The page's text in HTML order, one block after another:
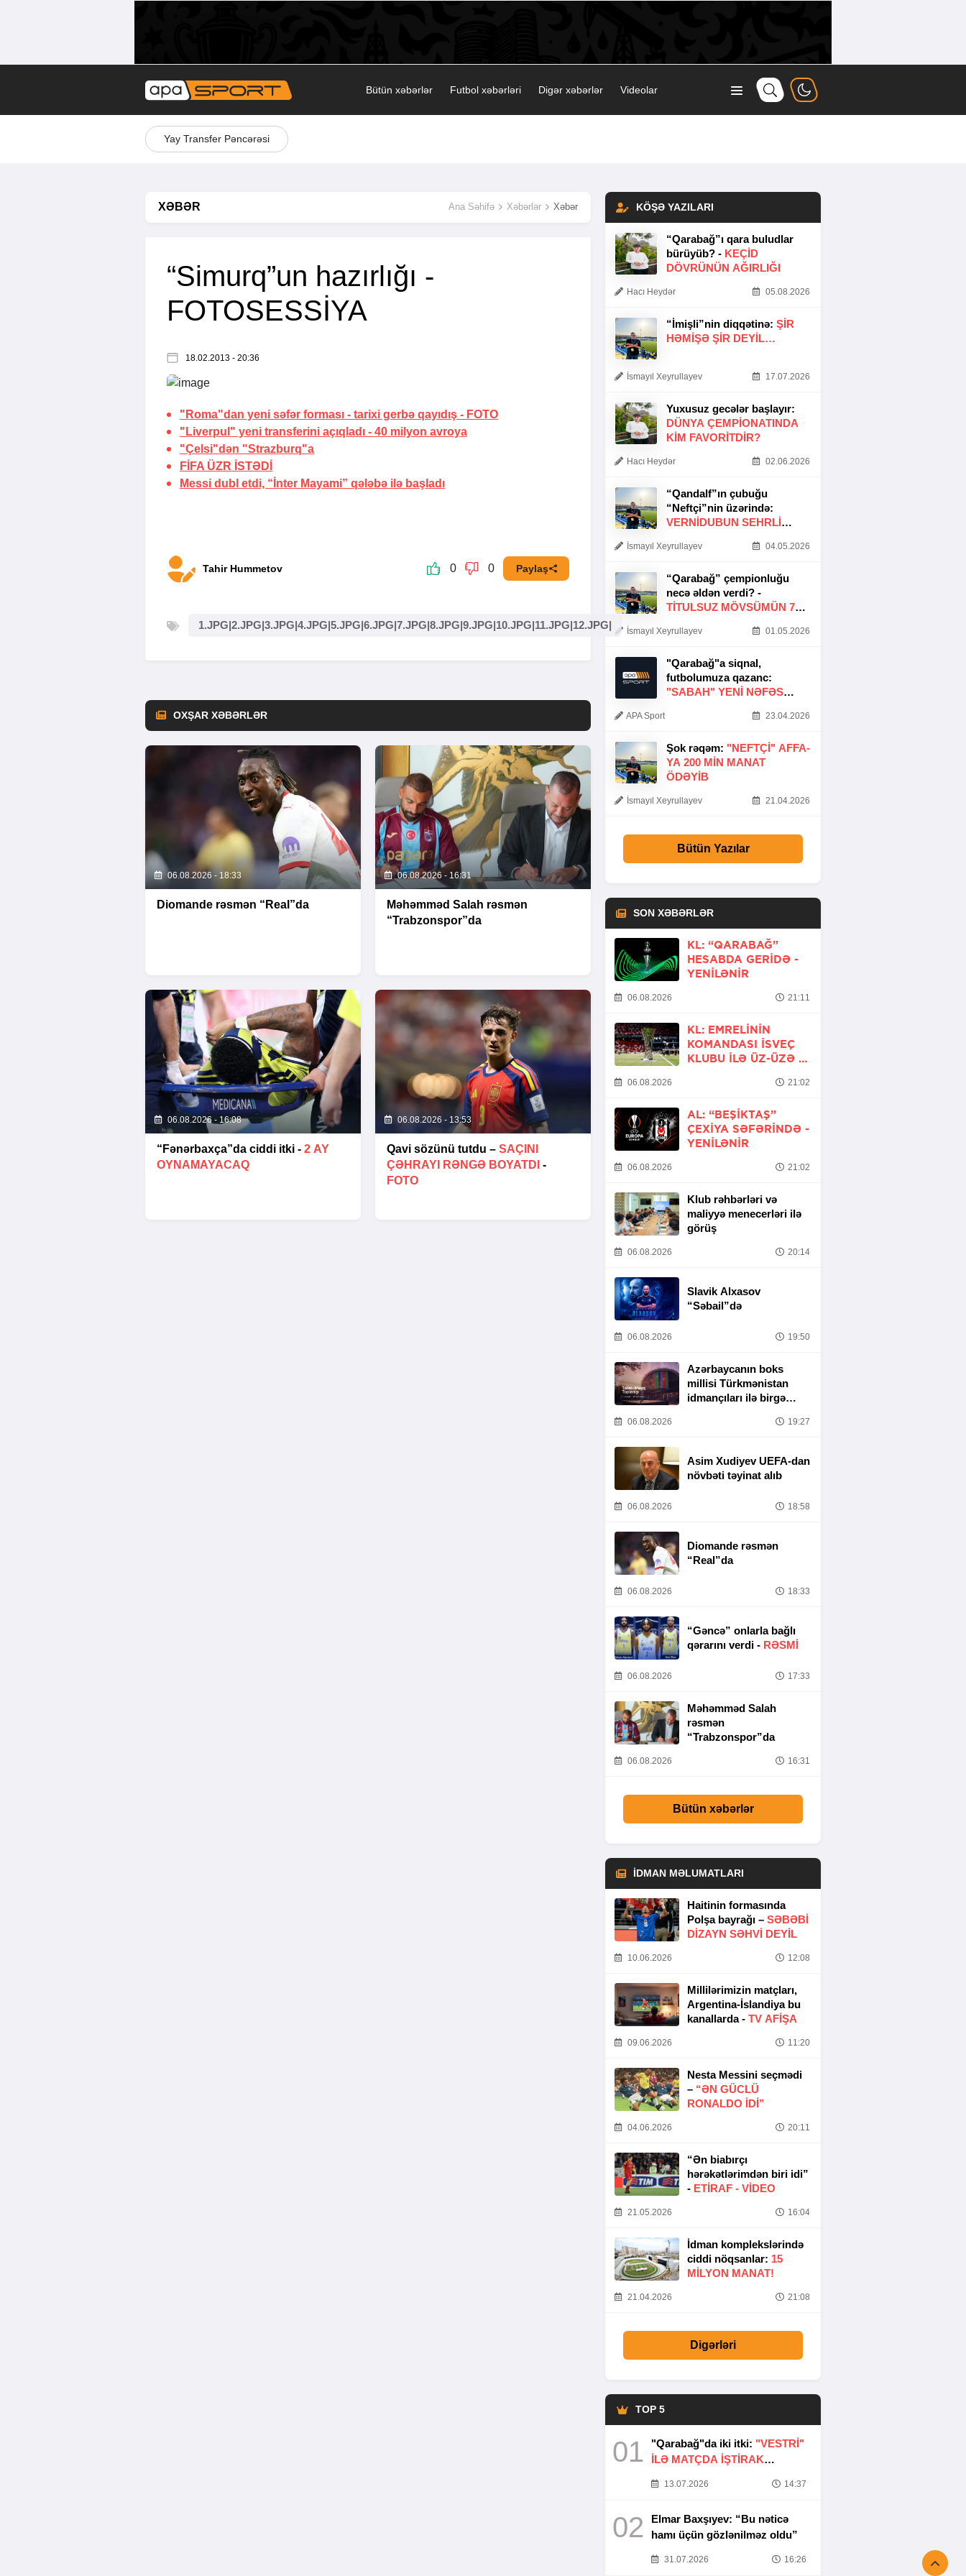
Bütün xəbərlər Futbol xəbərləri Digər xəbərlər Videolar
Yay Transfer Pəncərəsi
XƏBƏR Ana Səhifə Xəbərlər Xəbər
“Simurq”un hazırlığı -
FOTOSESSİYA
18.02.2013 - 20:36
"Roma"dan yeni səfər forması - tarixi gerbə qayıdış - FOTO
"Liverpul" yeni transferini açıqladı - 40 milyon avroya
"Çelsi"dən "Strazburq"a
FİFA ÜZR İSTƏDİ
Messi dubl etdi, “İnter Mayami” qələbə ilə başladı
Tahir Hummetov 0 0 Paylaş
1.JPG|2.JPG|3.JPG|4.JPG|5.JPG|6.JPG|7.JPG|8.JPG|9.JPG|10.JPG|11.JPG|12.JPG|
OXŞAR XƏBƏRLƏR
06.08.2026 - 18:33
Diomande rəsmən “Real”da
06.08.2026 - 16:31
Məhəmməd Salah rəsmən
“Trabzonspor”da
06.08.2026 - 16:08
“Fənərbaxça”da ciddi itki - 2 AY
OYNAMAYACAQ
06.08.2026 - 13:53
Qavi sözünü tutdu – SAÇINI
ÇƏHRAYI RƏNGƏ BOYATDI -
FOTO
KÖŞƏ YAZILARI
“Qarabağ”ı qara buludlar
bürüyüb? - KEÇID
DÖVRÜNÜN AĞIRLIĞI
Hacı Heydər 05.08.2026
“İmişli”nin diqqətinə: ŞIR
HƏMIŞƏ ŞIR DEYIL…
İsmayıl Xeyrullayev 17.07.2026
Yuxusuz gecələr başlayır:
DÜNYA ÇEMPIONATINDA
KIM FAVORITDIR?
Hacı Heydər 02.06.2026
“Qandalf”ın çubuğu
“Neftçi”nin üzərində:
VERNİDUBUN SEHRLİ
İsmayıl Xeyrullayev 04.05.2026
“Qarabağ” çempionluğu
necə əldən verdi? -
TITULSUZ MÖVSÜMÜN 7
İsmayıl Xeyrullayev 01.05.2026
"Qarabağ"a siqnal,
futbolumuza qazanc:
"SABAH" YENI NƏFƏS
APA Sport 23.04.2026
Şok rəqəm: "NEFTÇI" AFFA-
YA 200 MIN MANAT
ÖDƏYIB
İsmayıl Xeyrullayev 21.04.2026
Bütün Yazılar
SON XƏBƏRLƏR
KL: “QARABAĞ”
HESABDA GERIDƏ -
YENİLƏNİR
06.08.2026 21:11
KL: EMRELININ
KOMANDASI İSVEÇ
KLUBU ILƏ ÜZ-ÜZƏ -
06.08.2026 21:02
AL: “BEŞIKTAŞ”
ÇEXIYA SƏFƏRINDƏ -
YENİLƏNİR
06.08.2026 21:02
Klub rəhbərləri və
maliyyə menecerləri ilə
görüş
06.08.2026 20:14
Slavik Alxasov
“Səbail”də
06.08.2026 19:50
Azərbaycanın boks
millisi Türkmənistan
idmançıları ilə birgə
06.08.2026 19:27
Asim Xudiyev UEFA-dan
növbəti təyinat alıb
06.08.2026 18:58
Diomande rəsmən
“Real”da
06.08.2026 18:33
“Gəncə” onlarla bağlı
qərarını verdi - RƏSMİ
06.08.2026 17:33
Məhəmməd Salah
rəsmən
“Trabzonspor”da
06.08.2026 16:31
Bütün xəbərlər
İDMAN MƏLUMATLARI
Haitinin formasında
Polşa bayrağı – SƏBƏBI
DIZAYN SƏHVI DEYIL
10.06.2026 12:08
Millilərimizin matçları,
Argentina-İslandiya bu
kanallarda - TV AFİŞA
09.06.2026 11:20
Nesta Messini seçmədi
– “ƏN GÜCLÜ
RONALDO IDI”
04.06.2026 20:11
“Ən biabırçı
hərəkətlərimdən biri idi”
- ETIRAF - VİDEO
21.05.2026 16:04
İdman komplekslərində
ciddi nöqsanlar: 15
MILYON MANAT!
21.04.2026 21:08
Digərləri
TOP 5
01 "Qarabağ"da iki itki: "VESTRİ"
İLƏ MATÇDA İŞTİRAK
13.07.2026 14:37
02
Elmar Baxşıyev: “Bu nəticə
hamı üçün gözlənilməz oldu”
31.07.2026 16:26